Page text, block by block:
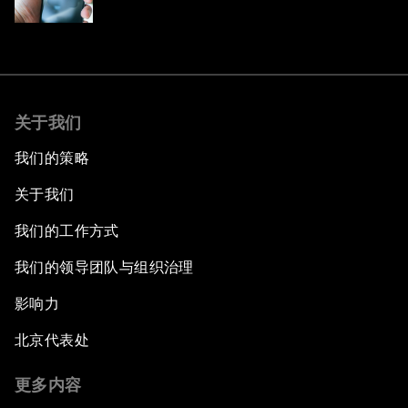
关于我们
我们的策略
关于我们
我们的工作方式
我们的领导团队与组织治理
影响力
北京代表处
更多内容